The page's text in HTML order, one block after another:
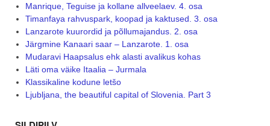
Manrique, Teguise ja kollane allveelaev. 4. osa
Timanfaya rahvuspark, koopad ja kaktused. 3. osa
Lanzarote kuurordid ja põllumajandus. 2. osa
Järgmine Kanaari saar – Lanzarote. 1. osa
Mudaravi Haapsalus ehk alasti avalikus kohas
Läti oma väike Itaalia – Jurmala
Klassikaline kodune letšo
Ljubljana, the beautiful capital of Slovenia. Part 3